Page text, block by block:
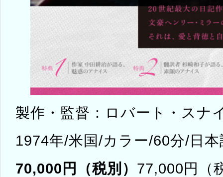
製作・監督：ロバート・スナ
1974年/米国/カラー/60分/日
70,000円（税別） 77,000円（